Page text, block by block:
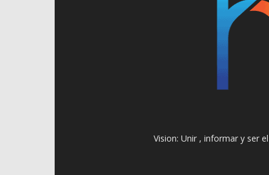
Vision: Unir , informar y ser